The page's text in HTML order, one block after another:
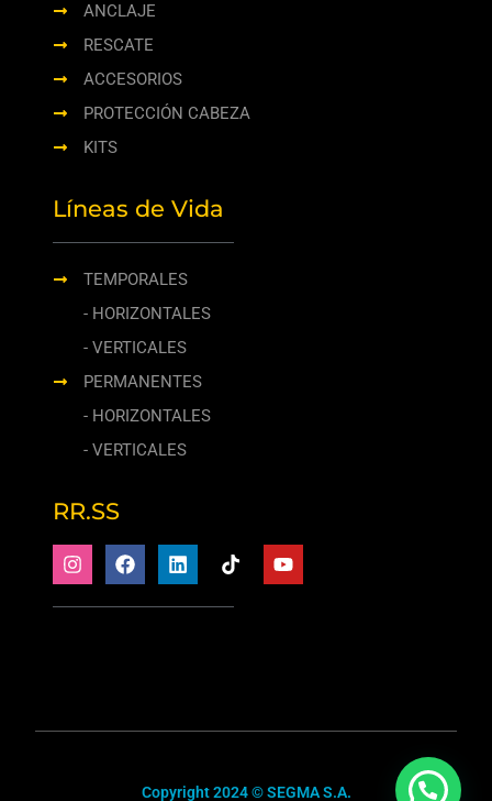
ANCLAJE
RESCATE
ACCESORIOS
PROTECCIÓN CABEZA
KITS
Líneas de Vida
TEMPORALES
- HORIZONTALES
- VERTICALES
PERMANENTES
- HORIZONTALES
- VERTICALES
RR.SS
Copyright 2024 © SEGMA S.A.